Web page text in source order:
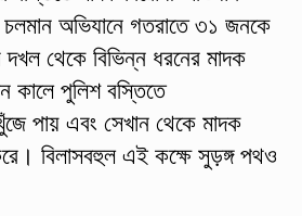
চলমান অভিযানে গতরাতে ৩১ জনকে
থেকে বিভিন্ন ধরনের মাদক
কালে পুলিশ বস্তিতে
পায় এবং সেখান থেকে মাদক
বিলাসবহুল এই কক্ষে সুড়ঙ্গ পথও